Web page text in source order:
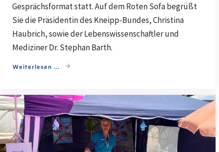
Gesprächsformat statt. Auf dem Roten Sofa begrüßt
Sie die Präsidentin des Kneipp-Bundes, Christina
Haubrich, sowie der Lebenswissenschaftler und
Mediziner Dr. Stephan Barth.
Weiterlesen ...